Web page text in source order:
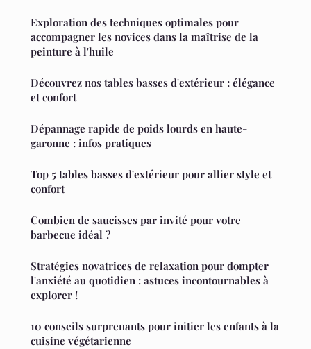
Exploration des techniques optimales pour
accompagner les novices dans la maîtrise de la
peinture à l'huile
Découvrez nos tables basses d'extérieur : élégance
et confort
Dépannage rapide de poids lourds en haute-
garonne : infos pratiques
Top 5 tables basses d'extérieur pour allier style et
confort
Combien de saucisses par invité pour votre
barbecue idéal ?
Stratégies novatrices de relaxation pour dompter
l'anxiété au quotidien : astuces incontournables à
explorer !
10 conseils surprenants pour initier les enfants à la
cuisine végétarienne